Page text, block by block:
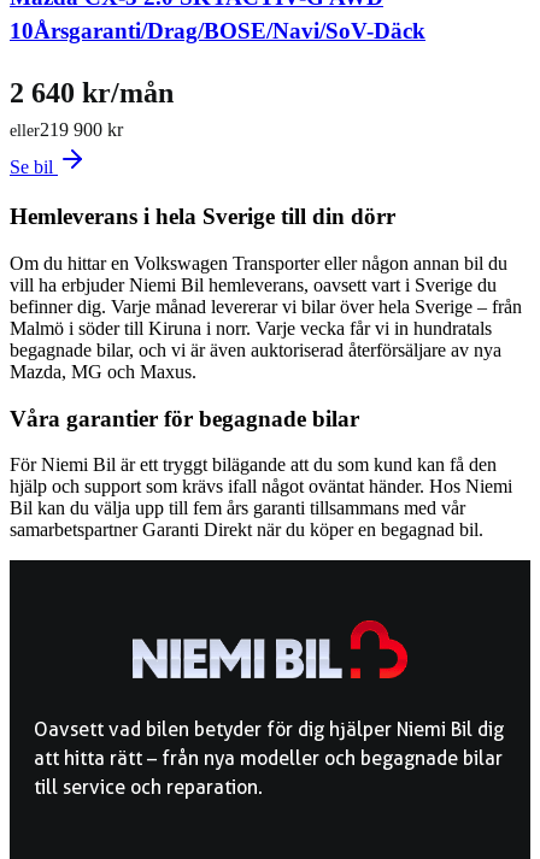
10Årsgaranti/Drag/BOSE/Navi/SoV-Däck
219 900 kr
eller
2 640 kr/mån
Se bil
Hemleverans i hela Sverige till din dörr
Om du hittar en Volkswagen Transporter eller någon annan bil du
vill ha erbjuder Niemi Bil hemleverans, oavsett vart i Sverige du
befinner dig. Varje månad levererar vi bilar över hela Sverige – från
Malmö i söder till Kiruna i norr. Varje vecka får vi in hundratals
begagnade bilar, och vi är även auktoriserad återförsäljare av nya
Mazda, MG och Maxus.
Våra garantier för begagnade bilar
För Niemi Bil är ett tryggt bilägande att du som kund kan få den
hjälp och support som krävs ifall något oväntat händer. Hos Niemi
Bil kan du välja upp till fem års garanti tillsammans med vår
samarbetspartner Garanti Direkt när du köper en begagnad bil.
Oavsett vad bilen betyder för dig hjälper Niemi Bil dig
att hitta rätt – från nya modeller och begagnade bilar
till service och reparation.